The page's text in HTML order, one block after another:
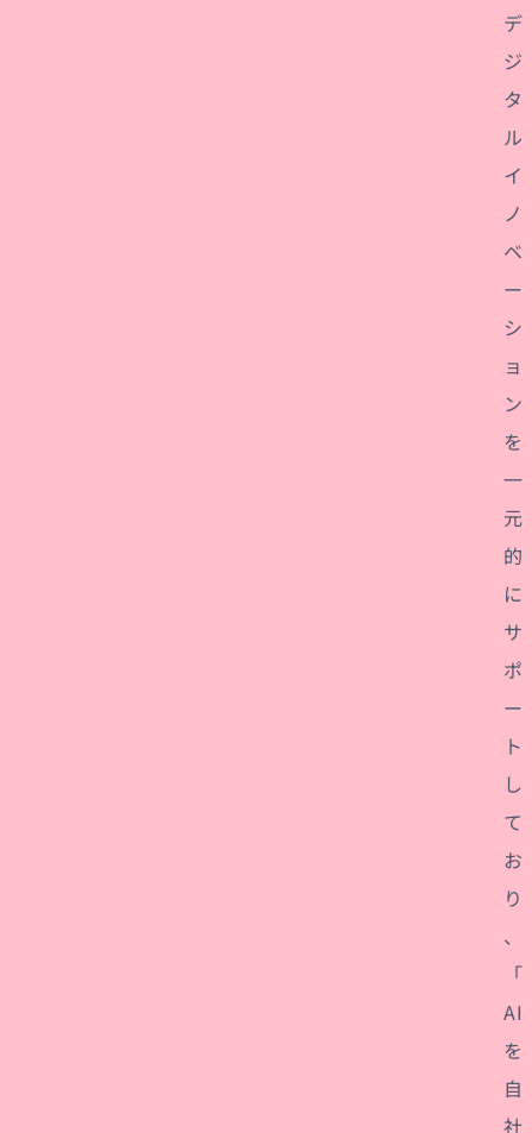
デ
ジ
タ
ル
イ
ノ
ベ
ー
シ
ョ
ン
を
一
元
的
に
サ
ポ
ー
ト
し
て
お
り
、
「
AI
を
自
社